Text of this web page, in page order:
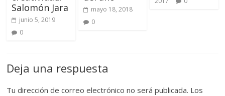
Salomón Jara
junio 5, 2019
0
mayo 18, 2018
0
Deja una respuesta
Tu dirección de correo electrónico no será publicada. Los